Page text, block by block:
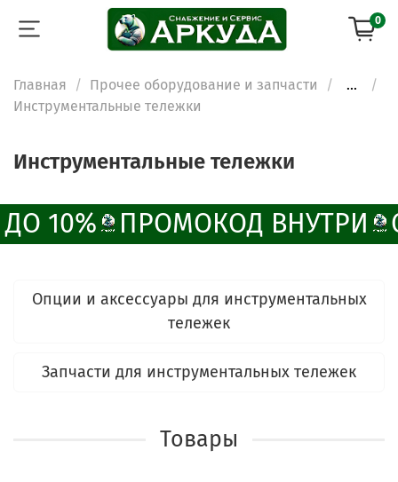
0
Главная Прочее оборудование и запчасти
...
Инструментальные тележки
Инструментальные тележки
10% ПРОМОКОД ВНУТРИ
Опции и аксессуары для инструментальных
тележек
Запчасти для инструментальных тележек
Товары